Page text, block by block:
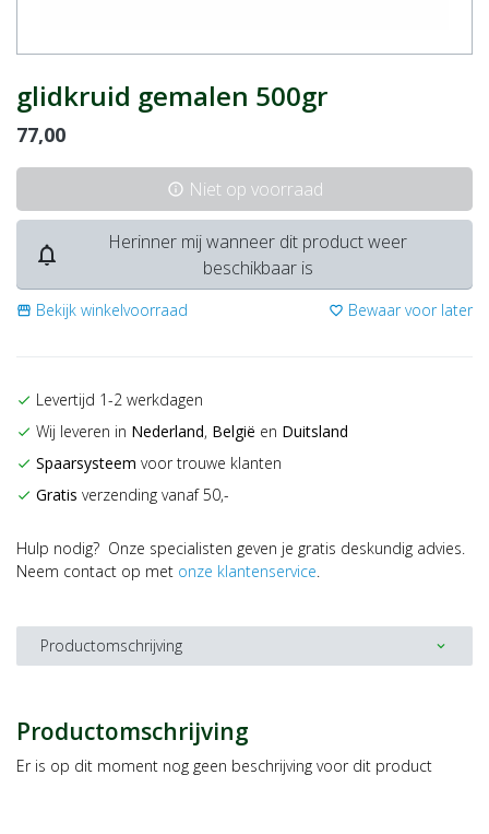
glidkruid gemalen 500gr
77,00
info Niet op voorraad
notifications_none
Herinner mij wanneer dit product weer
beschikbaar is
storefront Bekijk winkelvoorraad favorite_border Bewaar voor later
check Levertijd 1-2 werkdagen
check Wij leveren in Nederland, België en Duitsland
check Spaarsysteem voor trouwe klanten
check Gratis verzending vanaf 50,-
Hulp nodig? Onze specialisten geven je gratis deskundig advies.
Neem contact op met onze klantenservice.
Productomschrijving expand_more
Productomschrijving
Er is op dit moment nog geen beschrijving voor dit product